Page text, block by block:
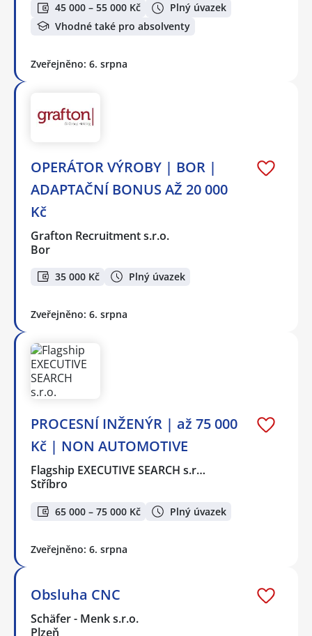
45 000 – 55 000 Kč
Plný úvazek
Vhodné také pro absolventy
Zveřejněno: 6. srpna
OPERÁTOR VÝROBY | BOR |
ADAPTAČNÍ BONUS AŽ 20 000
Kč
Grafton Recruitment s.r.o.
Bor
35 000 Kč Plný úvazek
Zveřejněno: 6. srpna
PROCESNÍ INŽENÝR | až 75 000
Kč | NON AUTOMOTIVE
Flagship EXECUTIVE SEARCH s.r…
Stříbro
65 000 – 75 000 Kč Plný úvazek
Zveřejněno: 6. srpna
Obsluha CNC
Schäfer - Menk s.r.o.
Plzeň